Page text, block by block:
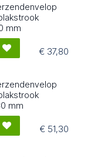
mm
€ 37,80
mm
€ 51,30